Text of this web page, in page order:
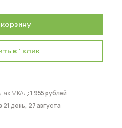
в 1 клик
МКАД:1 955 рублей
21 день, 27 августа